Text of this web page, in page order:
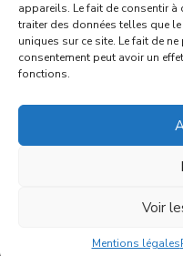
appareils. Le fait de consentir
traiter des données telles que
uniques sur ce site. Le fait de
consentement peut avoir un
fonctions.
Voir
Mentions légales
Conditions